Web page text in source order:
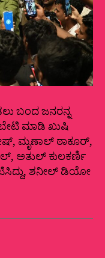
ಬಂದ ಜನರನ್ನ
ಮಾಡಿ ಖುಷಿ
ಮೃಣಾಲ್‍ ಠಾಕೂರ್,
ಅತುಲ್‍ ಕುಲಕರ್ಣಿ
ಶನೀಲ್‍ ಡಿಯೋ